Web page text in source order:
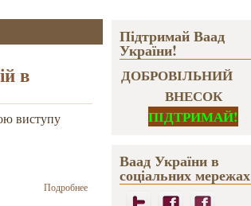
в
виступу
Подробнеео Соціально-
Підтримай Ваад
України!
ДОБРОВІЛЬНИЙ
ВНЕСОК
ПІДТРИМАЙ!
Ваад України в
соціальних мережах